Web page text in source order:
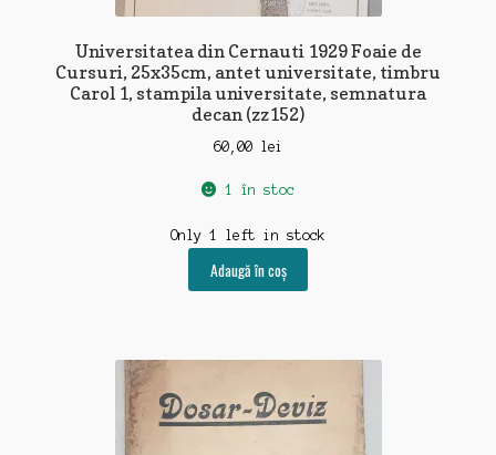
Universitatea din Cernauti 1929 Foaie de
Cursuri, 25x35cm, antet universitate, timbru
Carol 1, stampila universitate, semnatura
decan (zz152)
60,00 lei
1 în stoc
Only 1 left in stock
Adaugă în coș